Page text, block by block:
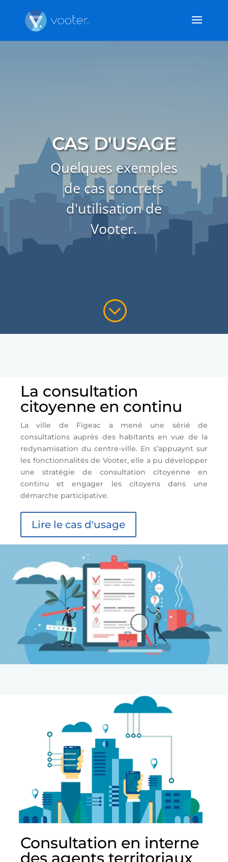
CAS D'USAGE
Quelques exemples
de cas concrets
d'utilisation de
Vooter.
;
La consultation
citoyenne en continu
La ville de Figeac a mené une sérié de
consultations auprès des habitants en vue de la
redynamisation du centre-ville. En s’appuaynt sur
les fonctionnalités de Vooter, elle a pu développer
une stratégie de consultation citoyenne en
continu et engager les citoyens dans une
démarche participative.
Lire le cas d'usage
Consultation en interne
des agents territoriaux